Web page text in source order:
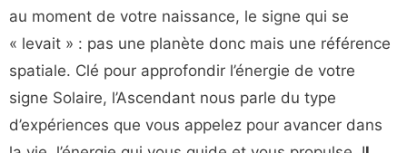
au moment de votre naissance, le signe qui se
« levait » : pas une planète donc mais une référence
spatiale. Clé pour approfondir l’énergie de votre
signe Solaire, l’Ascendant nous parle du type
d’expériences que vous appelez pour avancer dans